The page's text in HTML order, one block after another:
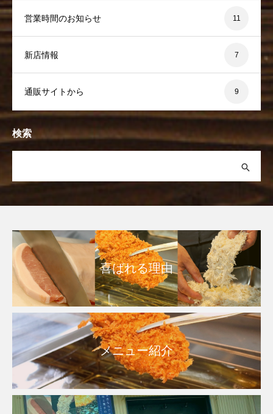
営業時間のお知らせ 11
新店情報 7
通販サイトから 9
検索
喜ばれる理由
メニュー紹介